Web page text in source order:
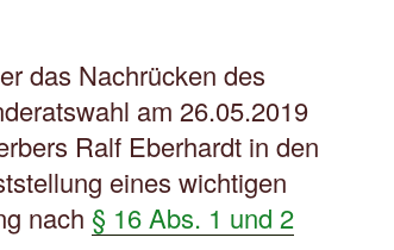
das Nachrücken des
am 26.05.2019
Ralf Eberhardt in den
eines wichtigen
nach § 16 Abs. 1 und 2